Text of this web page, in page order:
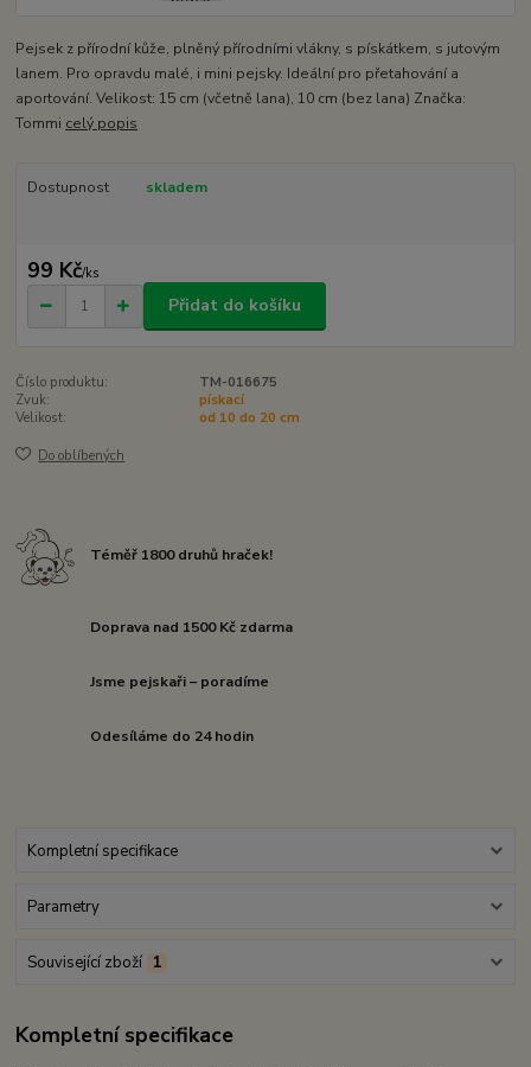
Pejsek z přírodní kůže, plněný přírodními vlákny, s pískátkem, s jutovým
lanem. Pro opravdu malé, i mini pejsky. Ideální pro přetahování a
aportování. Velikost: 15 cm (včetně lana), 10 cm (bez lana) Značka:
Tommi celý popis
Dostupnost skladem
99 Kč/ks
Přidat do košíku
Číslo produktu:
TM-016675
Zvuk:
pískací
Velikost:
od 10 do 20 cm
Do oblíbených
Téměř 1800 druhů hraček!
Doprava nad 1500 Kč zdarma
Jsme pejskaři – poradíme
Odesíláme do 24 hodin
Kompletní specifikace
Parametry
Související zboží 1
Kompletní specifikace